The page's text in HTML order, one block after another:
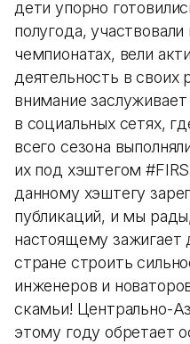
дети упорно
полугода,
чемпионатах, вели
деятельность в своих
внимание
в социальных сетях,
всего сезона
их под хэштегом
данному хэштегу
публикаций, и мы
настоящему зажигает
стране строить
инженеров и
скамьи! Центрально-
этому году обретает